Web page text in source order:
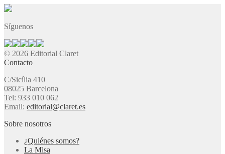
Síguenos
© 2026 Editorial Claret
Contacto
C/Sicília 410
08025 Barcelona
Tel: 933 010 062
Email: editorial@claret.es
Sobre nosotros
¿Quiénes somos?
La Misa